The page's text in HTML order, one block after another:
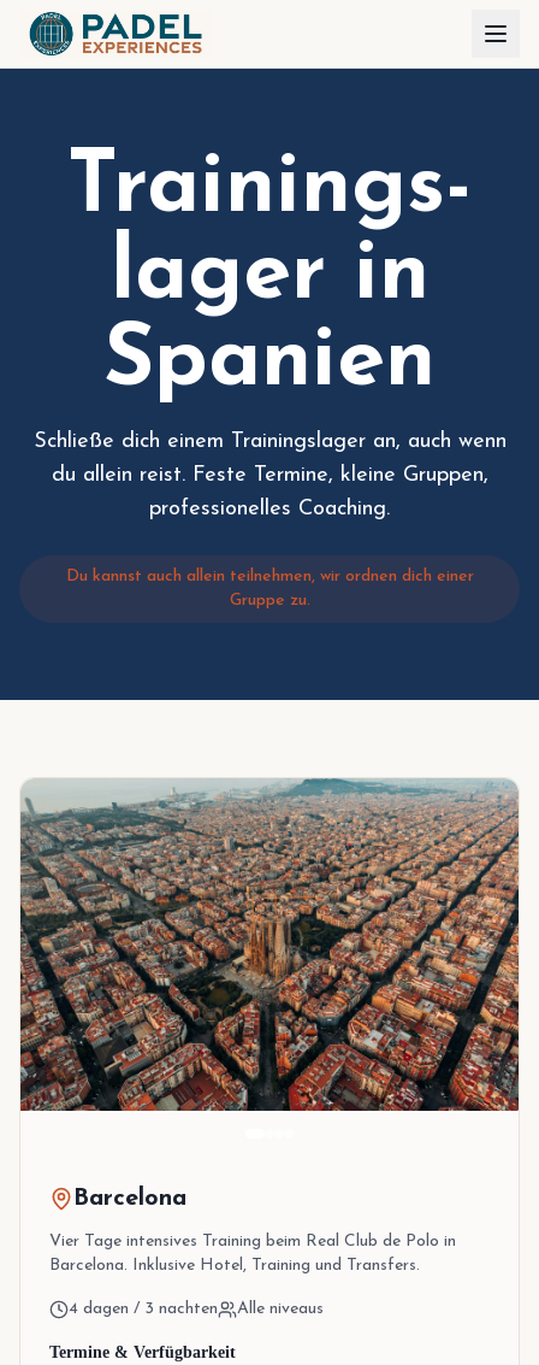
Trainings-
lager in
Spanien
Schließe dich einem Trainingslager an, auch wenn
du allein reist. Feste Termine, kleine Gruppen,
professionelles Coaching.
Du kannst auch allein teilnehmen, wir ordnen dich einer
Gruppe zu.
Barcelona
Vier Tage intensives Training beim Real Club de Polo in
Barcelona. Inklusive Hotel, Training und Transfers.
4 dagen / 3 nachten Alle niveaus
Termine & Verfügbarkeit